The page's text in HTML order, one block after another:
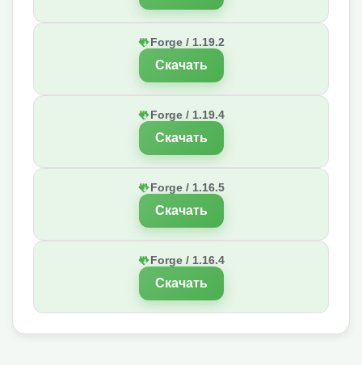
Forge / 1.19.2
Скачать
Forge / 1.19.4
Скачать
Forge / 1.16.5
Скачать
Forge / 1.16.4
Скачать